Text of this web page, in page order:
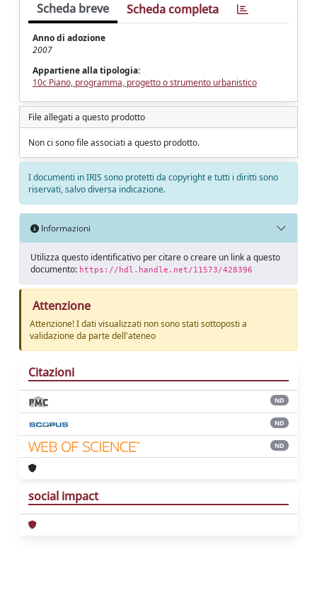
Scheda breve Scheda completa
Anno di adozione
2007
Appartiene alla tipologia:
10c Piano, programma, progetto o strumento urbanistico
File allegati a questo prodotto
Non ci sono file associati a questo prodotto.
I documenti in IRIS sono protetti da copyright e tutti i diritti sono
riservati, salvo diversa indicazione.
Informazioni
Utilizza questo identificativo per citare o creare un link a questo
documento: https://hdl.handle.net/11573/428396
Attenzione
Attenzione! I dati visualizzati non sono stati sottoposti a
validazione da parte dell'ateneo
Citazioni
ND
ND
ND
social impact